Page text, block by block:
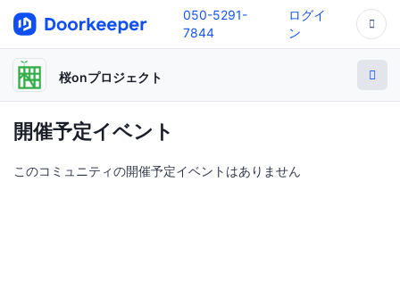
050-5291-
7844
ログイ
ン
桜onプロジェクト
開催予定イベント
このコミュニティの開催予定イベントはありません